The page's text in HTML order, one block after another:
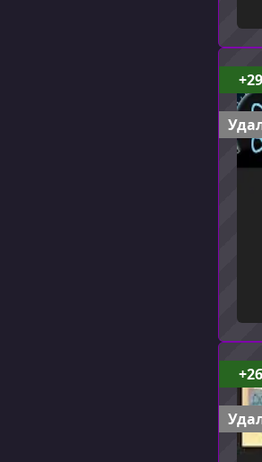
+29
+26